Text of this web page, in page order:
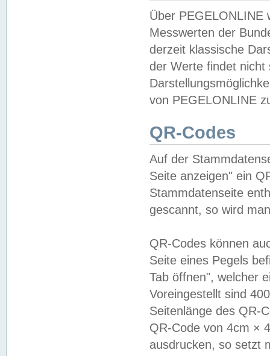
Über PEGELONLINE
Messwerten der
derzeit klassische
der Werte findet
von PEGELONLINE
QR-Codes
Auf der
Seite anzeigen" ein
Stammdatenseite
gescannt, so wird
QR-Codes können
Seite eines Pegels
Tab öffnen", welcher
Voreingestellt sind
Seitenlänge des QR-
QR-Code von 4cm ×
ausdrucken, so setzt